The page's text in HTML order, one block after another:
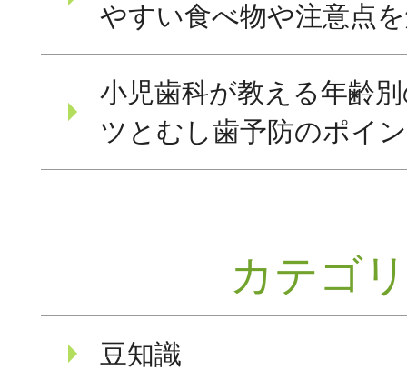
やすい食べ物や注意点
小児歯科が教える年齢
ツとむし歯予防のポイ
カテゴ
豆知識